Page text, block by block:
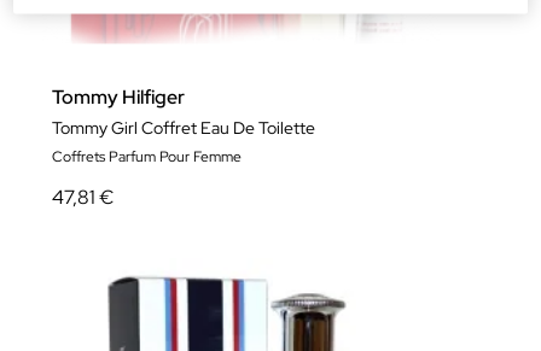
Tommy Hilfiger
Tommy Girl Coffret Eau De Toilette
Coffrets Parfum Pour Femme
47,81 €